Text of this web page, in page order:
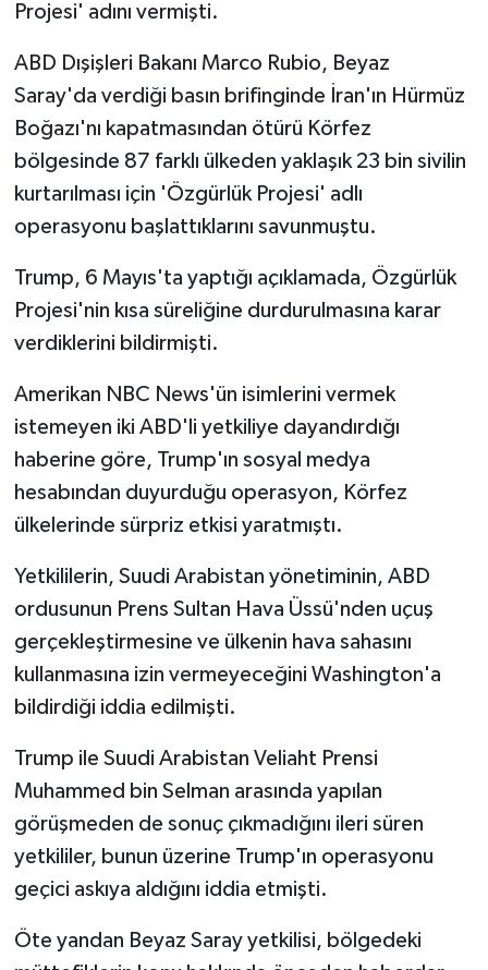
Projesi' adını vermişti.
ABD Dışişleri Bakanı Marco Rubio, Beyaz
Saray'da verdiği basın brifinginde İran'ın Hürmüz
Boğazı'nı kapatmasından ötürü Körfez
bölgesinde 87 farklı ülkeden yaklaşık 23 bin sivilin
kurtarılması için 'Özgürlük Projesi' adlı
operasyonu başlattıklarını savunmuştu.
Trump, 6 Mayıs'ta yaptığı açıklamada, Özgürlük
Projesi'nin kısa süreliğine durdurulmasına karar
verdiklerini bildirmişti.
Amerikan NBC News'ün isimlerini vermek
istemeyen iki ABD'li yetkiliye dayandırdığı
haberine göre, Trump'ın sosyal medya
hesabından duyurduğu operasyon, Körfez
ülkelerinde sürpriz etkisi yaratmıştı.
Yetkililerin, Suudi Arabistan yönetiminin, ABD
ordusunun Prens Sultan Hava Üssü'nden uçuş
gerçekleştirmesine ve ülkenin hava sahasını
kullanmasına izin vermeyeceğini Washington'a
bildirdiği iddia edilmişti.
Trump ile Suudi Arabistan Veliaht Prensi
Muhammed bin Selman arasında yapılan
görüşmeden de sonuç çıkmadığını ileri süren
yetkililer, bunun üzerine Trump'ın operasyonu
geçici askıya aldığını iddia etmişti.
Öte yandan Beyaz Saray yetkilisi, bölgedeki